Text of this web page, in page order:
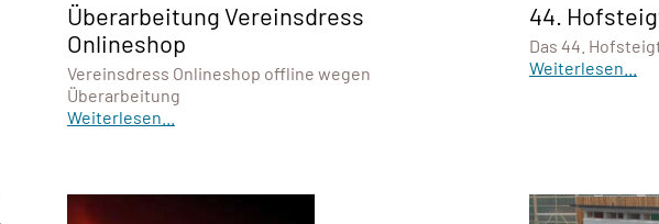
Überarbeitung Vereinsdress
Onlineshop
Vereinsdress Onlineshop offline wegen
Überarbeitung
Weiterlesen...
44.
Das 44.
Weiterlesen...